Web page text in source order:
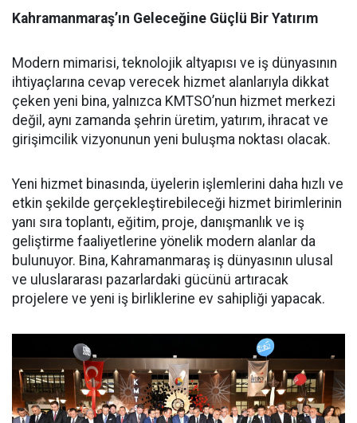
Kahramanmaraş’ın Geleceğine Güçlü Bir Yatırım
Modern mimarisi, teknolojik altyapısı ve iş dünyasının
ihtiyaçlarına cevap verecek hizmet alanlarıyla dikkat
çeken yeni bina, yalnızca KMTSO’nun hizmet merkezi
değil, aynı zamanda şehrin üretim, yatırım, ihracat ve
girişimcilik vizyonunun yeni buluşma noktası olacak.
Yeni hizmet binasında, üyelerin işlemlerini daha hızlı ve
etkin şekilde gerçekleştirebileceği hizmet birimlerinin
yanı sıra toplantı, eğitim, proje, danışmanlık ve iş
geliştirme faaliyetlerine yönelik modern alanlar da
bulunuyor. Bina, Kahramanmaraş iş dünyasının ulusal
ve uluslararası pazarlardaki gücünü artıracak
projelere ve yeni iş birliklerine ev sahipliği yapacak.